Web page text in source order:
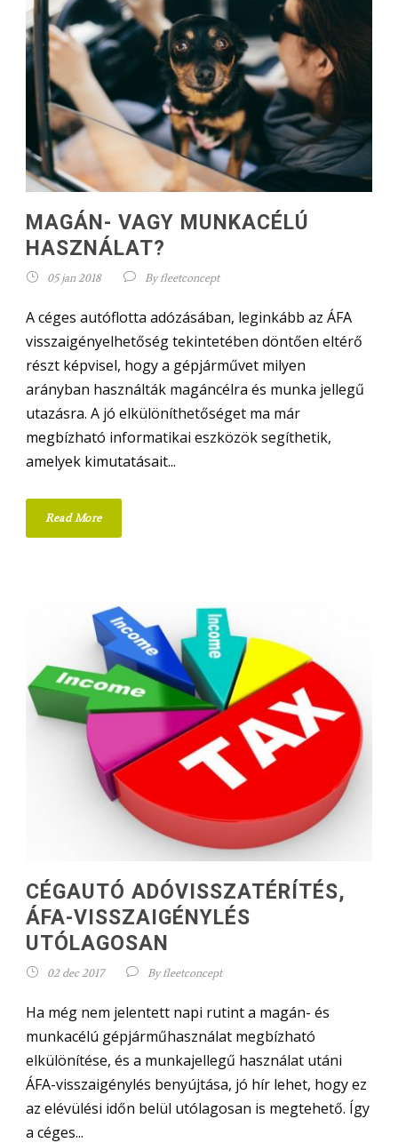
MAGÁN- VAGY MUNKACÉLÚ
HASZNÁLAT?
05 jan 2018 Byfleetconcept
A céges autóflotta adózásában, leginkább az ÁFA
visszaigényelhetőség tekintetében döntően eltérő
részt képvisel, hogy a gépjárművet milyen
arányban használták magáncélra és munka jellegű
utazásra. A jó elkülöníthetőséget ma már
megbízható informatikai eszközök segíthetik,
amelyek kimutatásait...
Read More
CÉGAUTÓ ADÓVISSZATÉRÍTÉS,
ÁFA-VISSZAIGÉNYLÉS
UTÓLAGOSAN
02 dec 2017 Byfleetconcept
Ha még nem jelentett napi rutint a magán- és
munkacélú gépjárműhasználat megbízható
elkülönítése, és a munkajellegű használat utáni
ÁFA-visszaigénylés benyújtása, jó hír lehet, hogy ez
az elévülési időn belül utólagosan is megtehető. Így
a céges...